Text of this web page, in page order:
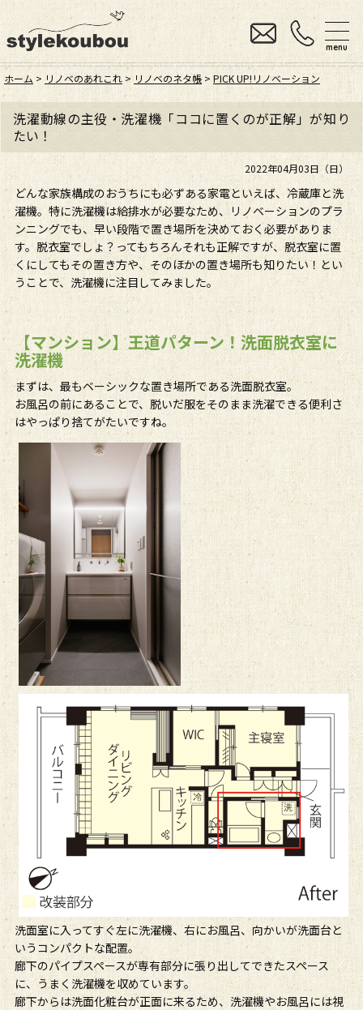
menu
ホーム > リノベのあれこれ > リノベのネタ帳 > PICK UP!リノベーション
洗濯動線の主役・洗濯機「ココに置くのが正解」が知り
たい！
2022年04月03日（日）
どんな家族構成のおうちにも必ずある家電といえば、冷蔵庫と洗
濯機。特に洗濯機は給排水が必要なため、リノベーションのプラ
ンニングでも、早い段階で置き場所を決めておく必要がありま
す。脱衣室でしょ？ってもちろんそれも正解ですが、脱衣室に置
くにしてもその置き方や、そのほかの置き場所も知りたい！とい
うことで、洗濯機に注目してみました。
【マンション】王道パターン！洗面脱衣室に
洗濯機
まずは、最もベーシックな置き場所である洗面脱衣室。
お風呂の前にあることで、脱いだ服をそのまま洗濯できる便利さ
はやっぱり捨てがたいですね。
洗面室に入ってすぐ左に洗濯機、右にお風呂、向かいが洗面台と
いうコンパクトな配置。
廊下のパイプスペースが専有部分に張り出してできたスペース
に、うまく洗濯機を収めています。
廊下からは洗面化粧台が正面に来るため、洗濯機やお風呂には視